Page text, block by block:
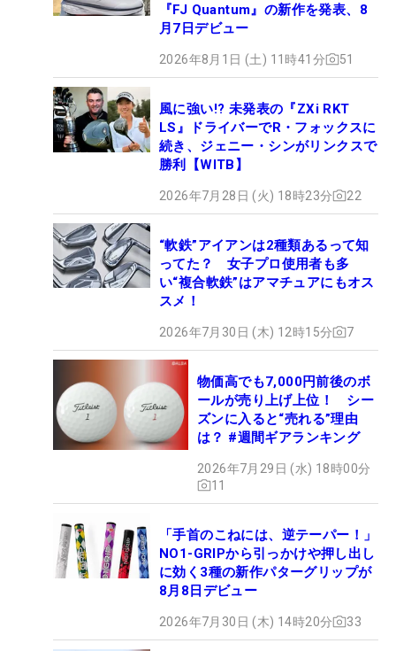
『FJ Quantum』の新作を発表、8
月7日デビュー
2026年8月1日 (土) 11時41分 51
風に強い!? 未発表の『ZXi RKT
LS』ドライバーでR・フォックスに
続き、ジェニー・シンがリンクスで
勝利【WITB】
2026年7月28日 (火) 18時23分 22
“軟鉄”アイアンは2種類あるって知
ってた？ 女子プロ使用者も多
い“複合軟鉄”はアマチュアにもオス
スメ！
2026年7月30日 (木) 12時15分 7
物価高でも7,000円前後のボ
ールが売り上げ上位！ シー
ズンに入ると“売れる”理由
は？ #週間ギアランキング
2026年7月29日 (水) 18時00分
11
「手首のこねには、逆テーパー！」
NO1-GRIPから引っかけや押し出し
に効く3種の新作パターグリップが
8月8日デビュー
2026年7月30日 (木) 14時20分 33